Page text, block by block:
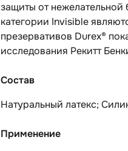
защиты от
категории Invisible
презервативов Durex®
исследования Рекитт
Состав
Натуральный латекс;
Применение